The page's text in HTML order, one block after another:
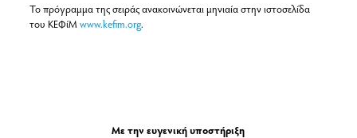
Το πρόγραμμα της σειράς ανακοινώνεται μηνιαία στην ιστοσελίδα
του ΚΕΦίΜ www.kefim.org.
Με την ευγενική υποστήριξη